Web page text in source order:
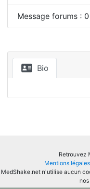
Message forums : 0
Bio
Retrouvez
Mentions légales
MedShake.net n'utilise aucun